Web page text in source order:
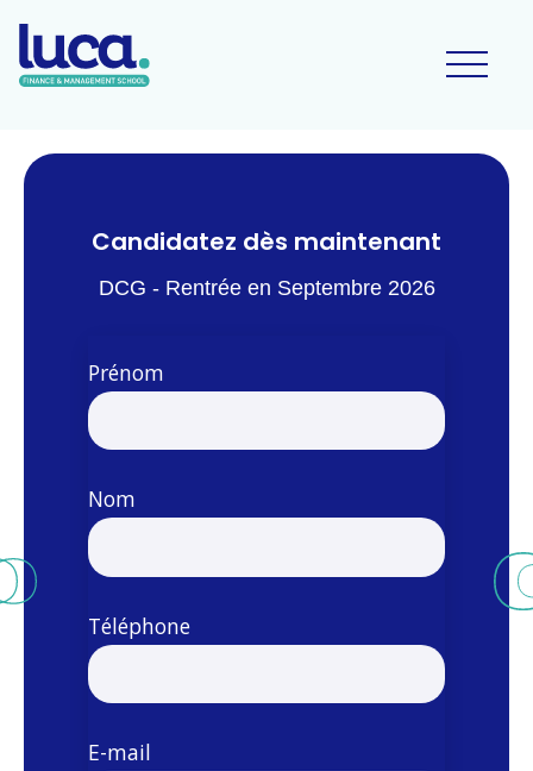
Candidatez dès maintenant
DCG - Rentrée en Septembre 2026